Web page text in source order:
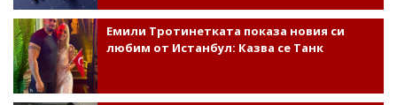
Емили Тротинетката показа новия си
любим от Истанбул: Казва се Танк